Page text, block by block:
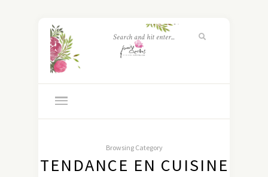
Browsing Category
TENDANCE EN CUISINE